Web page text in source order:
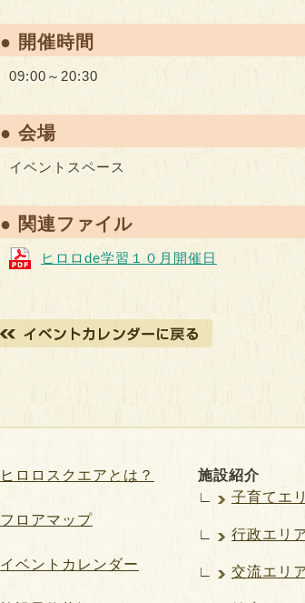
● 開催時間
09:00～20:30
● 会場
イベントスペース
● 関連ファイル
ヒロロde学習１０月開催日
ヒロロスクエアとは？
フロアマップ
イベントカレンダー
施設紹介
∟
子育てエ
∟ 行政エリ
∟ 交流エリ